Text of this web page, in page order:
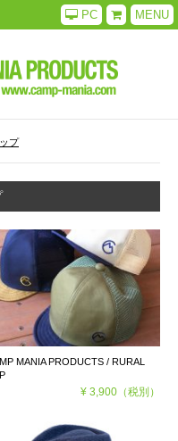
MENU
PC
プ
MANIA PRODUCTS / RURAL
¥ 3,900（税別）